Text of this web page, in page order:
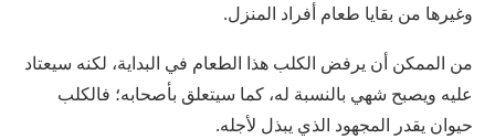
وغيرها من بقايا طعام أفراد المنزل.
من الممكن أن يرفض الكلب هذا الطعام في البداية، لكنه سيعتاد
عليه ويصبح شهي بالنسبة له، كما سيتعلق بأصحابه؛ فالكلب
حيوان يقدر المجهود الذي يبذل لأجله.